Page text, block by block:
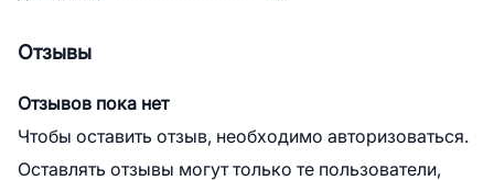
Отзывы
Отзывов пока нет
Чтобы оставить отзыв, необходимо авторизоваться.
Оставлять отзывы могут только те пользователи,